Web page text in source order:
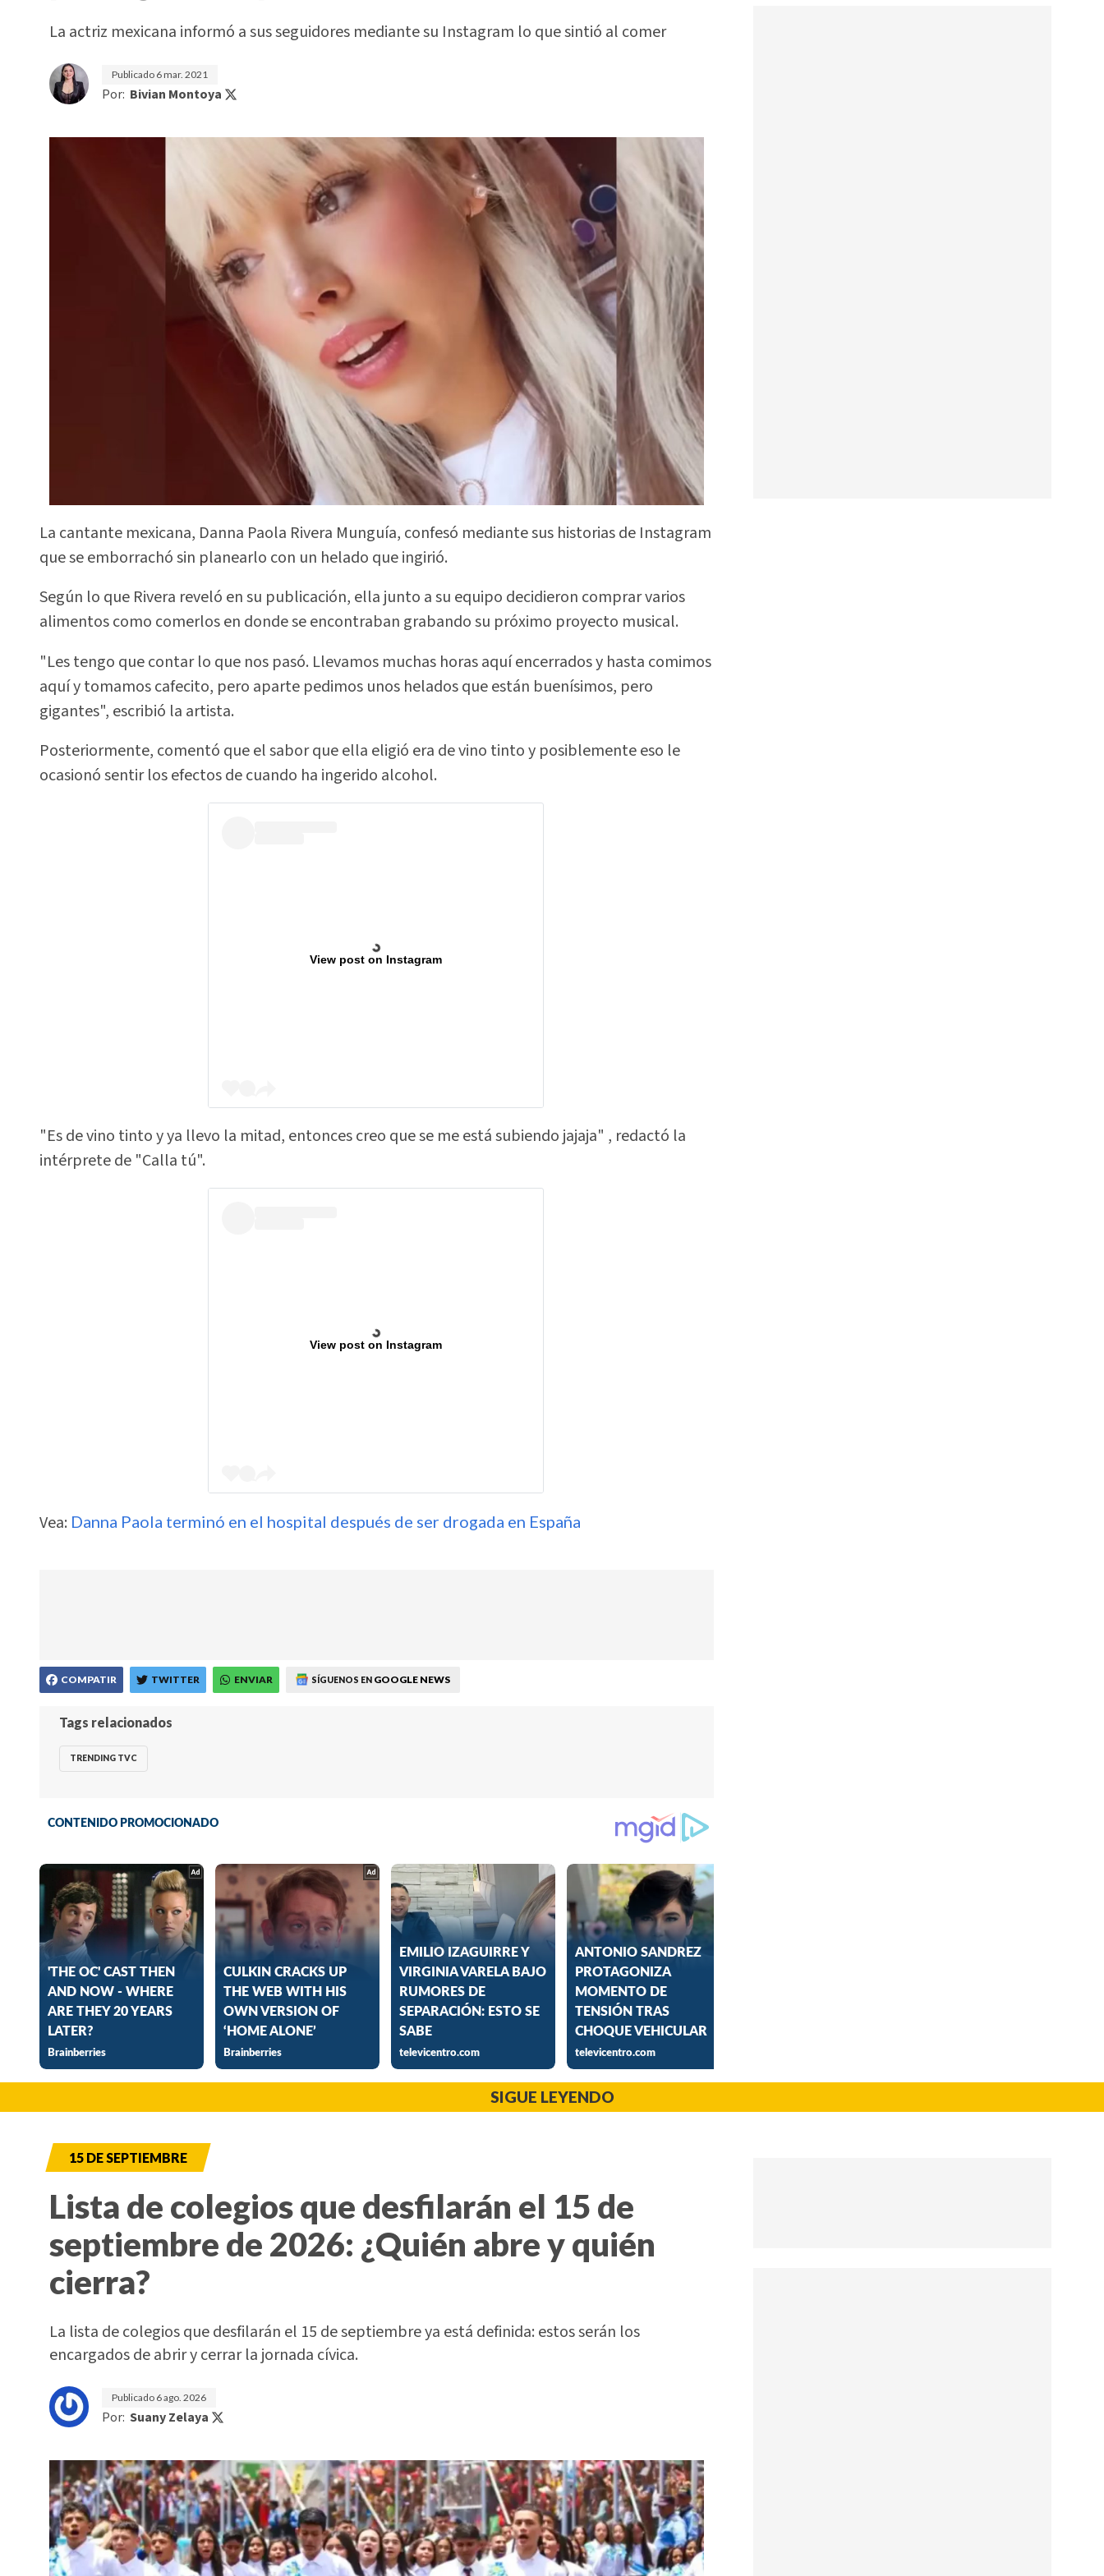
La actriz mexicana informó a sus seguidores mediante su Instagram lo que sintió al comer
Publicado 6 mar. 2021
Por: Bivian Montoya
La cantante mexicana, Danna Paola Rivera Munguía, confesó mediante sus historias de Instagram
que se emborrachó sin planearlo con un helado que ingirió.
Según lo que Rivera reveló en su publicación, ella junto a su equipo decidieron comprar varios
alimentos como comerlos en donde se encontraban grabando su próximo proyecto musical.
"Les tengo que contar lo que nos pasó. Llevamos muchas horas aquí encerrados y hasta comimos
aquí y tomamos cafecito, pero aparte pedimos unos helados que están buenísimos, pero
gigantes", escribió la artista.
Posteriormente, comentó que el sabor que ella eligió era de vino tinto y posiblemente eso le
ocasionó sentir los efectos de cuando ha ingerido alcohol.
View post on Instagram
"Es de vino tinto y ya llevo la mitad, entonces creo que se me está subiendo jajaja" , redactó la
intérprete de "Calla tú".
View post on Instagram
Vea: Danna Paola terminó en el hospital después de ser drogada en España
COMPATIR TWITTER ENVIAR SÍGUENOS EN GOOGLE NEWS
Tags relacionados
TRENDING TVC
SIGUE LEYENDO
15 DE SEPTIEMBRE
Lista de colegios que desfilarán el 15 de
septiembre de 2026: ¿Quién abre y quién
cierra?
La lista de colegios que desfilarán el 15 de septiembre ya está definida: estos serán los
encargados de abrir y cerrar la jornada cívica.
Publicado 6 ago. 2026
Por: Suany Zelaya